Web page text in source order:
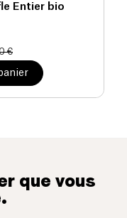
Entier bio
€
que vous